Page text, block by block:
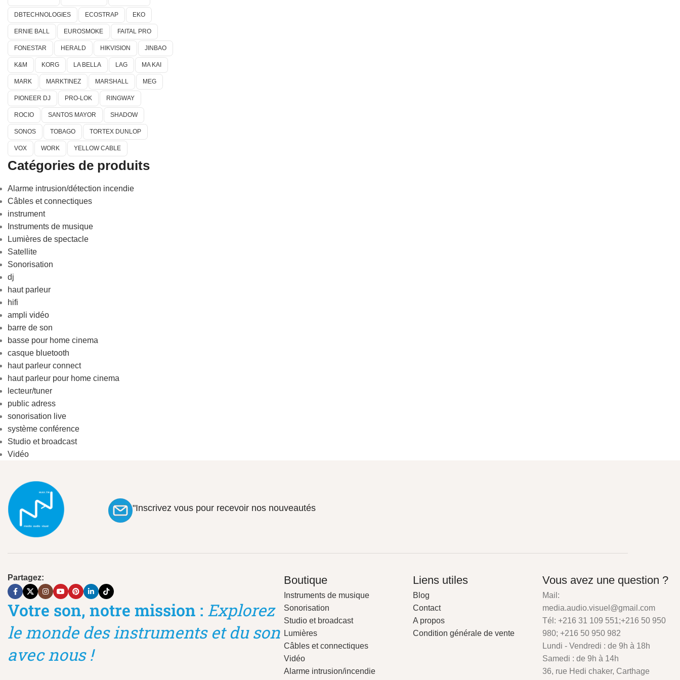
DBTECHNOLOGIES ECOSTRAP EKO
ERNIE BALL EUROSMOKE FAITAL PRO
FONESTAR HERALD HIKVISION JINBAO
K&M KORG LA BELLA LAG MA KAI
MARK MARKTINEZ MARSHALL MEG
PIONEER DJ PRO-LOK RINGWAY
ROCIO SANTOS MAYOR SHADOW
SONOS TOBAGO TORTEX DUNLOP
VOX WORK YELLOW CABLE
Catégories de produits
Alarme intrusion/détection incendie
Câbles et connectiques
instrument
Instruments de musique
Lumières de spectacle
Satellite
Sonorisation
dj
haut parleur
hifi
ampli vidéo
barre de son
basse pour home cinema
casque bluetooth
haut parleur connect
haut parleur pour home cinema
lecteur/tuner
public adress
sonorisation live
système conférence
Studio et broadcast
Vidéo
"Inscrivez vous pour recevoir nos nouveautés
Partagez:
Votre son, notre mission : Explorez
le monde des instruments et du son
avec nous !
Boutique
Instruments de musique
Sonorisation
Studio et broadcast
Lumières
Câbles et connectiques
Vidéo
Alarme intrusion/incendie
Liens utiles
Blog
Contact
A propos
Condition générale de vente
Vous avez une question ?
Mail:
media.audio.visuel@gmail.com
Tél: +216 31 109 551;+216 50 950
980; +216 50 950 982
Lundi - Vendredi : de 9h à 18h
Samedi : de 9h à 14h
36, rue Hedi chaker, Carthage